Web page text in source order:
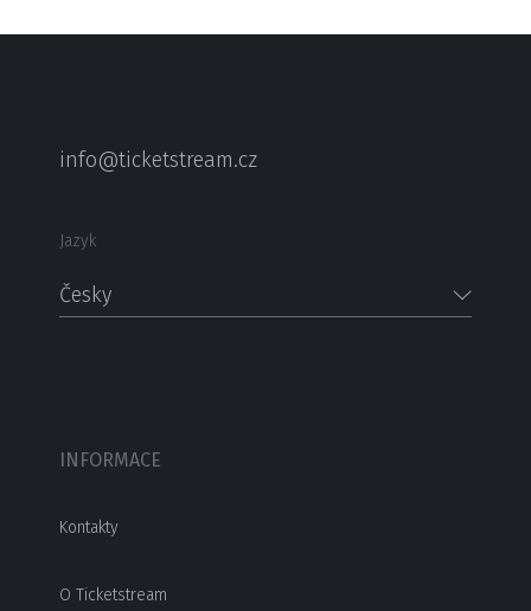
info@ticketstream.cz
Jazyk
Česky
INFORMACE
Kontakty
O Ticketstream